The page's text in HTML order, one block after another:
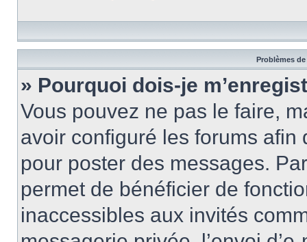
Problèmes
» Pourquoi dois-je
Vous pouvez ne pas le faire,
avoir configuré les forums afin
pour poster des messages.
permet de bénéficier de
inaccessibles aux invités